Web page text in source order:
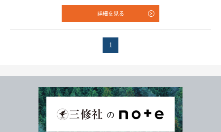
ISBN 978-4-384- -*
※5桁の数字を入力してください
電子版 音声別売り
詳細を見る
1